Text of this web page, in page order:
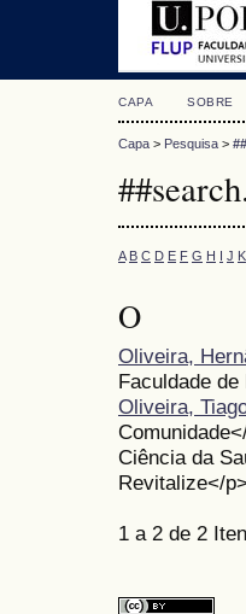
CAPA SOBRE
Capa > Pesquisa >
A B C D E F G H I J K
O
Oliveira,
Faculdade
Oliveira,
Ciência da
Revitalize</p>
1 a 2 de 2